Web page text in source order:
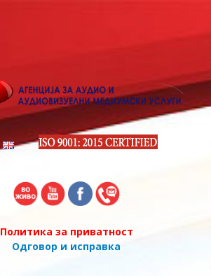
Политика за приватност
Одговор и исправка